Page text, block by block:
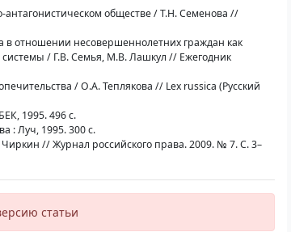
антагонистическом обществе / Т.Н. Семенова //
в отношении несовершеннолетних граждан как
/ Г.В. Семья, М.В. Лашкул // Ежегодник
/ О.А. Теплякова // Lex russica (Русский
1995. 496 с.
: Луч, 1995. 300 с.
// Журнал российского права. 2009. № 7. С. 3–
статьи